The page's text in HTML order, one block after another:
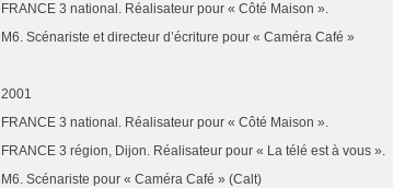
FRANCE 3 national. Réalisateur pour « Côté Maison ».
M6. Scénariste et directeur d’écriture pour « Caméra Café »
2001
FRANCE 3 national. Réalisateur pour « Côté Maison ».
FRANCE 3 région, Dijon. Réalisateur pour « La télé est à vous ».
M6. Scénariste pour « Caméra Café » (Calt)